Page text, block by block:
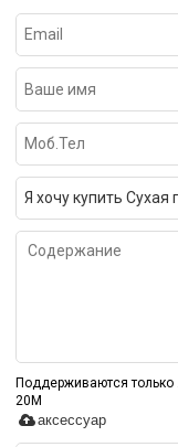
Поддерживаются
20M
аксессуар